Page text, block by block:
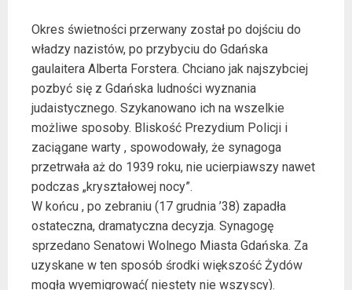
Okres świetności przerwany został po dojściu do
władzy nazistów, po przybyciu do Gdańska
gaulaitera Alberta Forstera. Chciano jak najszybciej
pozbyć się z Gdańska ludności wyznania
judaistycznego. Szykanowano ich na wszelkie
możliwe sposoby. Bliskość Prezydium Policji i
zaciągane warty , spowodowały, że synagoga
przetrwała aż do 1939 roku, nie ucierpiawszy nawet
podczas „kryształowej nocy”.
W końcu , po zebraniu (17 grudnia ’38) zapadła
ostateczna, dramatyczna decyzja. Synagogę
sprzedano Senatowi Wolnego Miasta Gdańska. Za
uzyskane w ten sposób środki większość Żydów
mogła wyemigrować( niestety nie wszyscy).